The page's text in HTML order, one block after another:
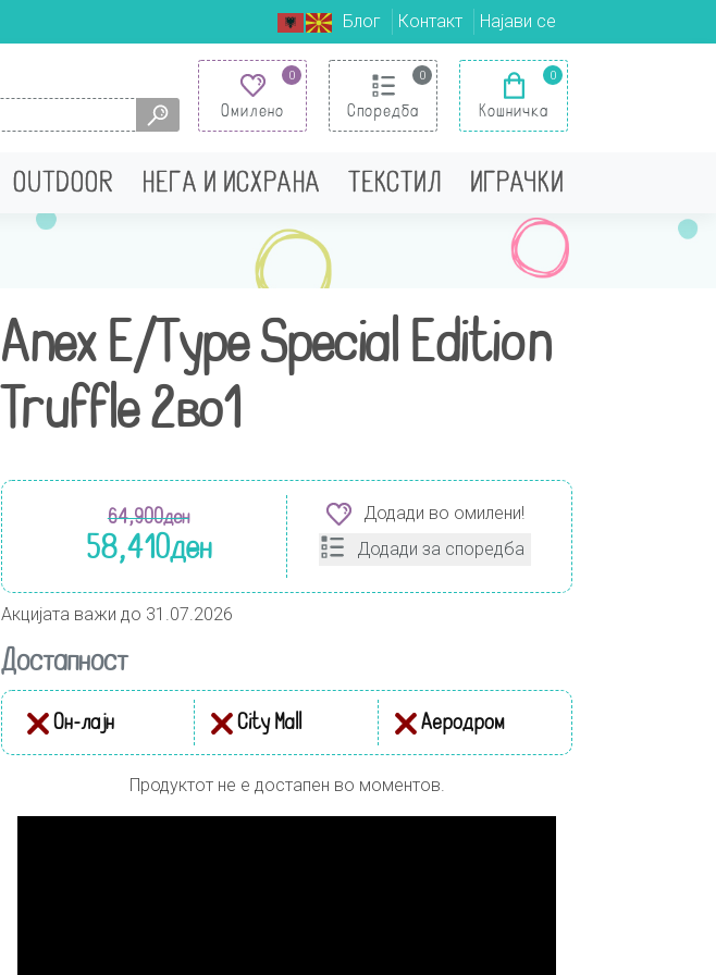
Блог Контакт Најави се
0
Омилено
0
Споредба
0
Кошничка
OUTDOOR НЕГА И ИСХРАНА ТЕКСТИЛ ИГРАЧКИ
Anex E/Type Special Edition
Truffle 2во1
64,900ден
58,410ден
Додади во омилени!
Додади за споредба
Акцијата важи до 31.07.2026
Достапност
Он-лајн City Mall Аеродром
Продуктот не е достапен во моментов.